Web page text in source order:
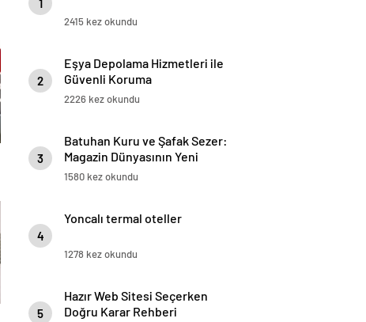
1
2415 kez okundu
2
Eşya Depolama Hizmetleri ile
Güvenli Koruma
2226 kez okundu
3
Batuhan Kuru ve Şafak Sezer:
Magazin Dünyasının Yeni
“Dynamic Duo”su!
1580 kez okundu
4
Yoncalı termal oteller
1278 kez okundu
5
Hazır Web Sitesi Seçerken
Doğru Karar Rehberi